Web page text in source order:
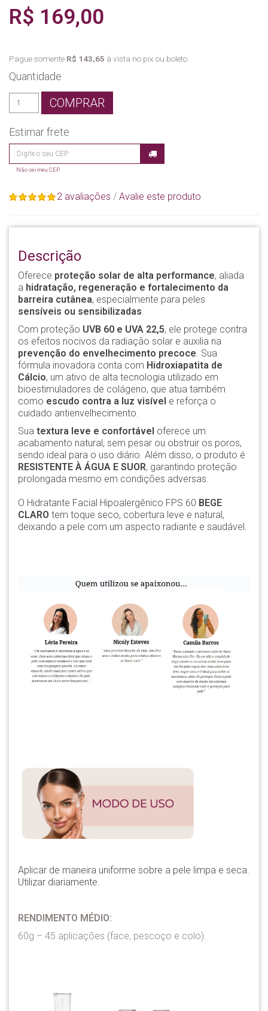
R$ 169,00
Pague somente R$ 143,65 à vista no pix ou boleto.
Quantidade
COMPRAR
Estimar frete
Não sei meu CEP
2 avaliações / Avalie este produto
Descrição
Oferece proteção solar de alta performance, aliada
a hidratação, regeneração e fortalecimento da
barreira cutânea, especialmente para peles
sensíveis ou sensibilizadas.
Com proteção UVB 60 e UVA 22,5, ele protege contra
os efeitos nocivos da radiação solar e auxilia na
prevenção do envelhecimento precoce. Sua
fórmula inovadora conta com Hidroxiapatita de
Cálcio, um ativo de alta tecnologia utilizado em
bioestimuladores de colágeno, que atua também
como escudo contra a luz visível e reforça o
cuidado antienvelhecimento.
Sua textura leve e confortável oferece um
acabamento natural, sem pesar ou obstruir os poros,
sendo ideal para o uso diário. Além disso, o produto é
RESISTENTE À ÁGUA E SUOR, garantindo proteção
prolongada mesmo em condições adversas.
O Hidratante Facial Hipoalergênico FPS 60 BEGE
CLARO tem toque seco, cobertura leve e natural,
deixando a pele com um aspecto radiante e saudável.
Aplicar de maneira uniforme sobre a pele limpa e seca.
Utilizar diariamente.
RENDIMENTO MÉDIO:
60g – 45 aplicações (face, pescoço e colo).